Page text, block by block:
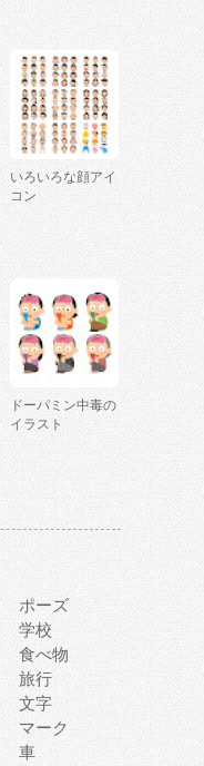
いろいろな顔アイ
コン
ドーパミン中毒の
イラスト
ポーズ
学校
食べ物
旅行
文字
マーク
車